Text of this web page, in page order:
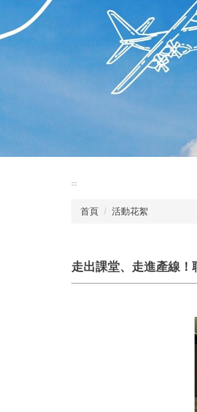
:::
首頁 活動花絮
走出課堂、走進產線